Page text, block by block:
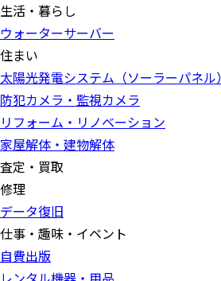
生活・暮らし
ウォーターサーバー
住まい
太陽光発電システム（ソーラーパネル）
防犯カメラ・監視カメラ
リフォーム・リノベーション
家屋解体・建物解体
査定・買取
修理
データ復旧
仕事・趣味・イベント
自費出版